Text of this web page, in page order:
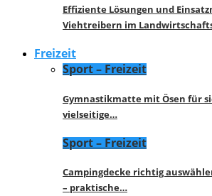
Effiziente Lösungen und
Viehtreibern im
Freizeit
Sport – Freizeit
Gymnastikmatte mit Ösen für
vielseitige…
Sport – Freizeit
Campingdecke richtig
– praktische…